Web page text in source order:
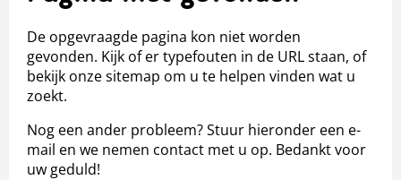
De opgevraagde pagina kon niet worden
gevonden. Kijk of er typefouten in de URL staan, of
bekijk onze sitemap om u te helpen vinden wat u
zoekt.
Nog een ander probleem? Stuur hieronder een e-
mail en we nemen contact met u op. Bedankt voor
uw geduld!